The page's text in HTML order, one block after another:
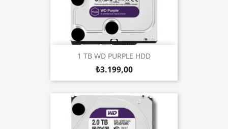
1 TB WD PURPLE HDD
₺3.199,00